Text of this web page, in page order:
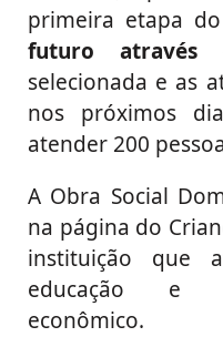
primeira etapa
futuro através
selecionada e as
nos próximos
atender 200
A Obra Social
na página do
instituição que
educação e
econômico.